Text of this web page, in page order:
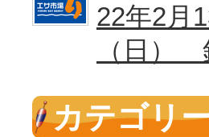
22年2月
（日）
カテゴリ